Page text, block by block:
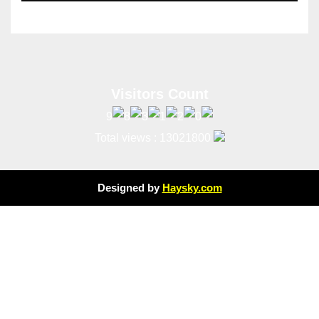
Total views : 13021800
Designed byHaysky.com